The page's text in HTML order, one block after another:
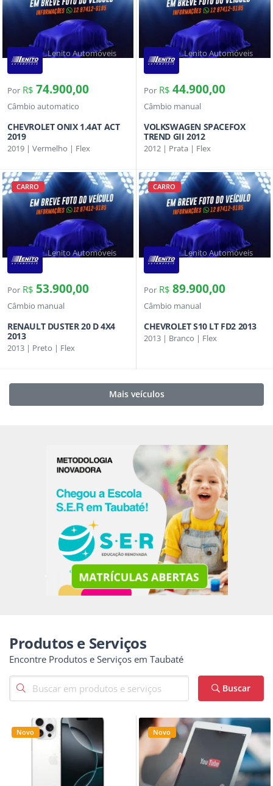
Lenito Automóveis
Por R$ 74.900,00
Câmbio automatico
CHEVROLET ONIX 1.4AT ACT
2019
2019 | Vermelho | Flex
Lenito Automóveis
Por R$ 44.900,00
Câmbio manual
VOLKSWAGEN SPACEFOX
TREND GII 2012
2012 | Prata | Flex
CARRO
Lenito Automóveis
Por R$ 53.900,00
Câmbio manual
RENAULT DUSTER 20 D 4X4
2013
2013 | Preto | Flex
CARRO
Lenito Automóveis
Por R$ 89.900,00
Câmbio manual
CHEVROLET S10 LT FD2 2013
2013 | Branco | Flex
Mais veículos
Produtos e Serviços
Encontre Produtos e Serviços em Taubaté
Buscar
Novo Novo